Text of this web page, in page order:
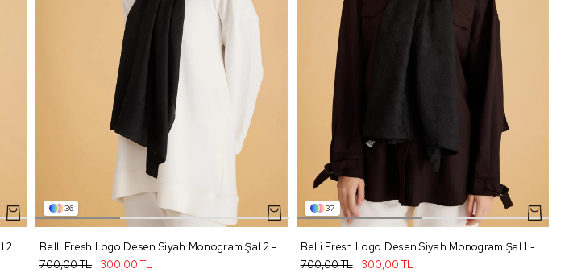
Belli Fresh Logo Desen Bordo Monogram Şal 2 - 800
36
Belli Fresh Logo Desen Siyah Monogram Şal 2 - 99
300,00 TL
700,00 TL
37
Belli Fresh Logo Desen Siyah Monogram Şal 1 - 99
300,00 TL
700,00 TL